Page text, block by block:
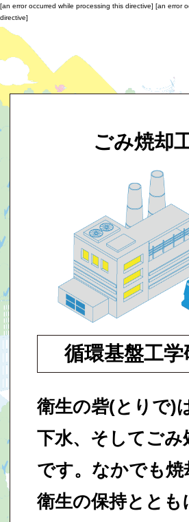
[an error occurred while processing this directive] [an error
directive]
ごみ焼却
循環基盤工学
衛生の砦(とりで)
下水、そしてごみ
です。なかでも焼
衛生の保持ととも